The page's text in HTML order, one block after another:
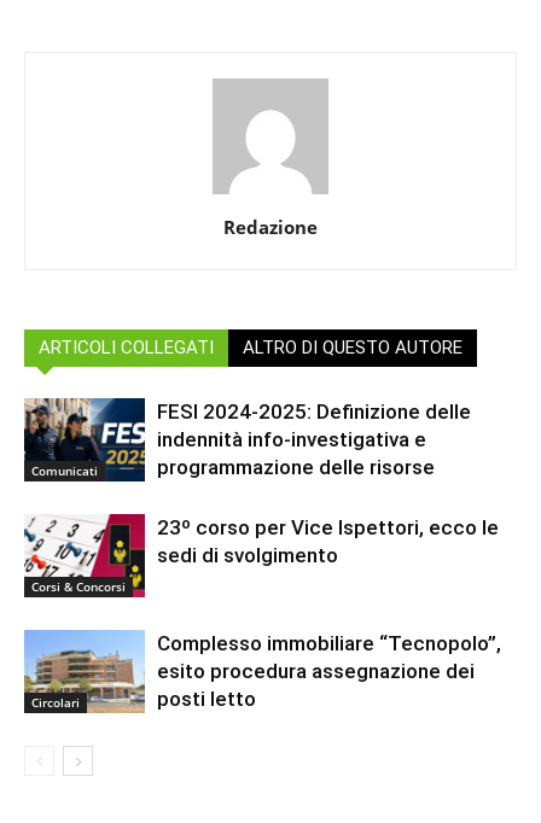
Redazione
ARTICOLI COLLEGATI ALTRO DI QUESTO AUTORE
Comunicati
FESI 2024-2025: Definizione delle
indennità info-investigativa e
programmazione delle risorse
Corsi & Concorsi
23º corso per Vice Ispettori, ecco le
sedi di svolgimento
Circolari
Complesso immobiliare “Tecnopolo”,
esito procedura assegnazione dei
posti letto